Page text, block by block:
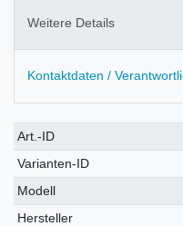
Weitere Details
Kontaktdaten /
Technisches
Merkmal
Wert
Art.-ID
Varianten-ID
Modell
Hersteller